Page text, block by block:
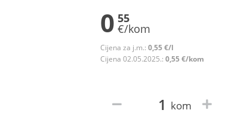
0 55
€/kom
Cijena za j.m.: 0,55 €/l
Cijena 02.05.2025.: 0,55 €/kom
kom